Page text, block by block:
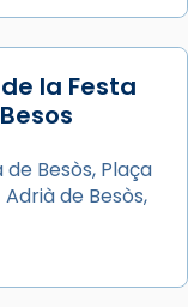
apostòlica
i als
Barcelona.
Joan
i l’ha
Barcelona,
la Festa
Besòs, Plaça
Adrià de Besòs,